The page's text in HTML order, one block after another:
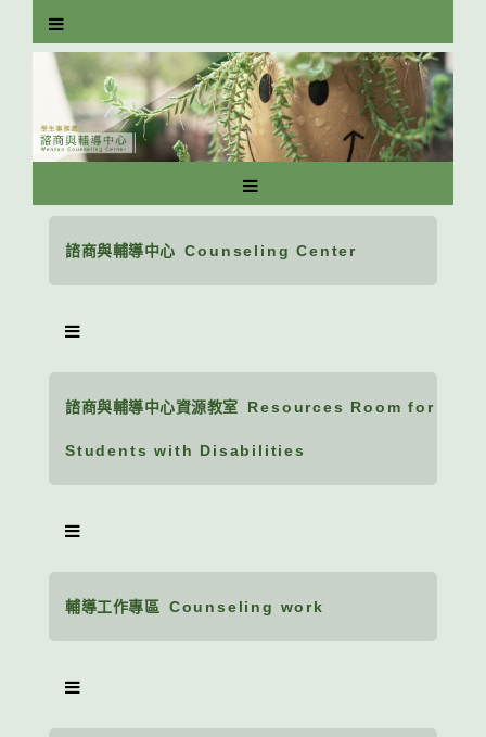
諮商與輔導中心 Counseling Center
諮商與輔導中心資源教室 Resources Room for
Students with Disabilities
輔導工作專區 Counseling work